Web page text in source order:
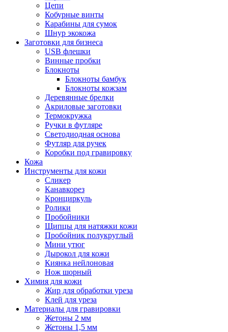
Цепи
Кобурные винты
Карабины для сумок
Шнур экокожа
Заготовки для бизнеса
USB флешки
Винные пробки
Блокноты
Блокноты бамбук
Блокноты кожзам
Деревянные брелки
Акриловые заготовки
Термокружка
Ручки в футляре
Светодиодная основа
Футляр для ручек
Коробки под гравировку
Кожа
Инструменты для кожи
Сликер
Канавкорез
Кронциркуль
Ролики
Пробойники
Щипцы для натяжки кожи
Пробойник полукруглый
Мини утюг
Дырокол для кожи
Киянка нейлоновая
Нож шорный
Химия для кожи
Жир для обработки уреза
Клей для уреза
Материалы для гравировки
Жетоны 2 мм
Жетоны 1,5 мм